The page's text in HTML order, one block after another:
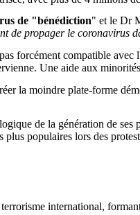
de "bénédiction" et le Dr
de propager le coronavirus
forcément compatible
Une aide aux
la moindre plate-forme
de la génération de
populaires lors des
international,